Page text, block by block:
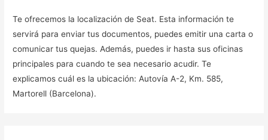
Te ofrecemos la localización de Seat. Esta información te
servirá para enviar tus documentos, puedes emitir una carta o
comunicar tus quejas. Además, puedes ir hasta sus oficinas
principales para cuando te sea necesario acudir. Te
explicamos cuál es la ubicación: Autovía A-2, Km. 585,
Martorell (Barcelona).